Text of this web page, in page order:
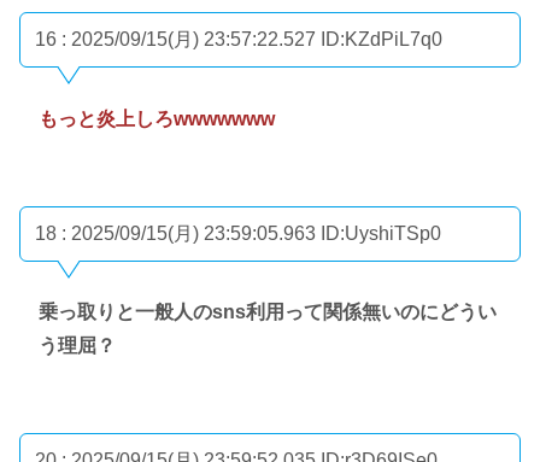
16 : 2025/09/15(月) 23:57:22.527 ID:KZdPiL7q0
もっと炎上しろwwwwwww
18 : 2025/09/15(月) 23:59:05.963 ID:UyshiTSp0
乗っ取りと一般人のsns利用って関係無いのにどうい
う理屈？